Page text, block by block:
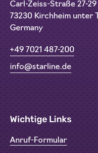
Carl-Zeiss-Straße 27-29
73230 Kirchheim unter
Germany
+49 7021 487-200
info@starline.de
Wichtige Links
Anruf-Formular